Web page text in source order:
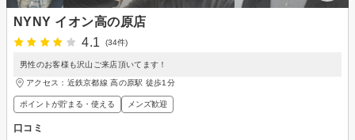
NYNY イオン高の原店
4.1
(34件)
男性のお客様も沢山ご来店頂いてます！
アクセス：近鉄京都線 高の原駅 徒歩1分
ポイントが貯まる・使える メンズ歓迎
口コミ